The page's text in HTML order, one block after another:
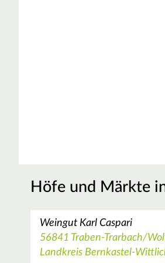
Höfe und Märkte
Weingut Karl Caspari
56841 Traben-Trarbach/
Landkreis Bernkastel-